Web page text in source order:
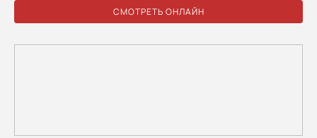
СМОТРЕТЬ ОНЛАЙН